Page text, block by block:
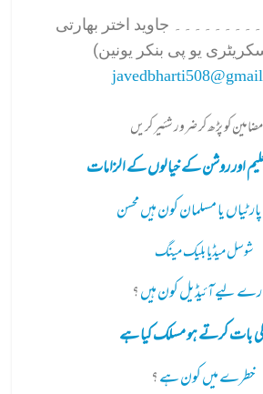
جاوید اختر بھارتی
یو پی بنکر یونین)
کو پڑھ کر ضرور شئیر کریں
اور روشن کے خیالوں کے الزامات
یا مسلمان کون ہیں محسن
شوسل میڈیا بلیک مینگ
لیے آئیڈیل کون ہیں؟
کی بات کرتے ہو مسلک کیا ہے
خطرے میں کون ہے؟